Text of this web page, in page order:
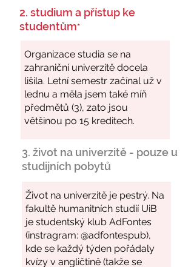
2. studium a přístup ke
studentům*
3. život na univerzitě - pouze u
studijních pobytů